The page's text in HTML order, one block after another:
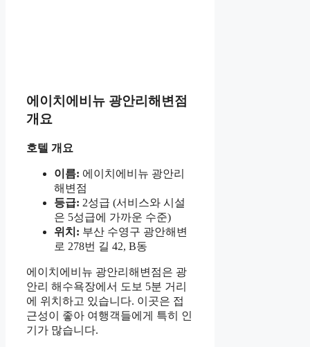
에이치에비뉴 광안리해변점
개요
호텔 개요
이름: 에이치에비뉴 광안리
해변점
등급: 2성급 (서비스와 시설
은 5성급에 가까운 수준)
위치: 부산 수영구 광안해변
로 278번 길 42, B동
에이치에비뉴 광안리해변점은 광
안리 해수욕장에서 도보 5분 거리
에 위치하고 있습니다. 이곳은 접
근성이 좋아 여행객들에게 특히 인
기가 많습니다.